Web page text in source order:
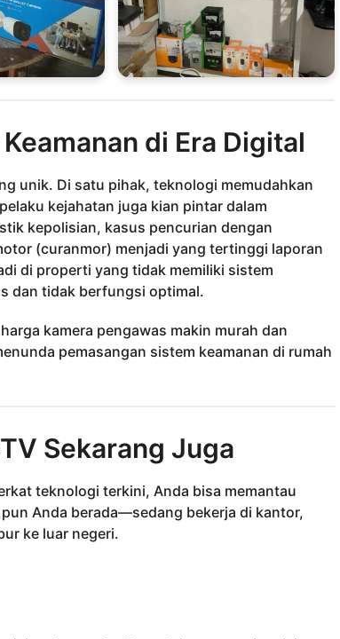
di Era Digital
unik. Di satu pihak, teknologi memudahkan
kejahatan juga kian pintar dalam
kepolisian, kasus pencurian dengan
(curanmor) menjadi yang tertinggi laporan
di properti yang tidak memiliki sistem
dan tidak berfungsi optimal.
kamera pengawas makin murah dan
pemasangan sistem keamanan di rumah
Sekarang Juga
teknologi terkini, Anda bisa memantau
Anda berada—sedang bekerja di kantor,
ke luar negeri.